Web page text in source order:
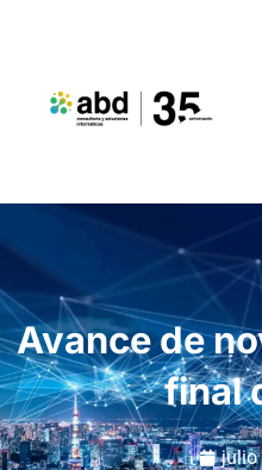
Avance de
final
julio